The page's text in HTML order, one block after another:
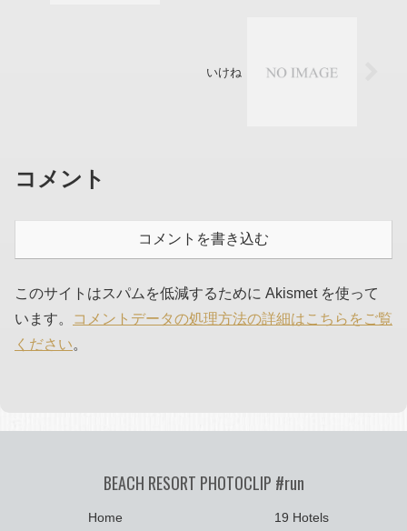
いけね
コメント
コメントを書き込む
このサイトはスパムを低減するために Akismet を使って
います。
コメントデータの処理方法の詳細はこちらをご覧
ください。
BEACH RESORT PHOTOCLIP #run
Home
19 Hotels